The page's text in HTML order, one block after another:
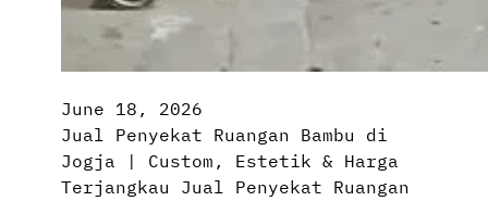
June 18, 2026
Jual Penyekat Ruangan Bambu di
Jogja | Custom, Estetik & Harga
Terjangkau Jual Penyekat Ruangan